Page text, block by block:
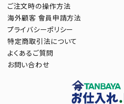
ご注文時の操作方法
海外顧客 會員申請方法
プライバシーポリシー
特定商取引法について
よくあるご質問
お問い合わせ